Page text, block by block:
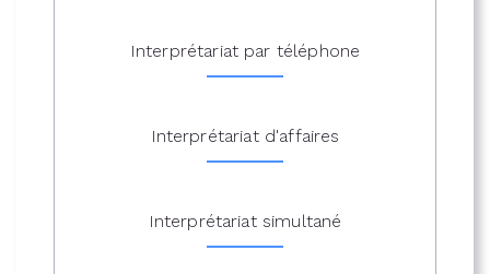
Interprétariat par téléphone
Interprétariat d'affaires
Interprétariat simultané